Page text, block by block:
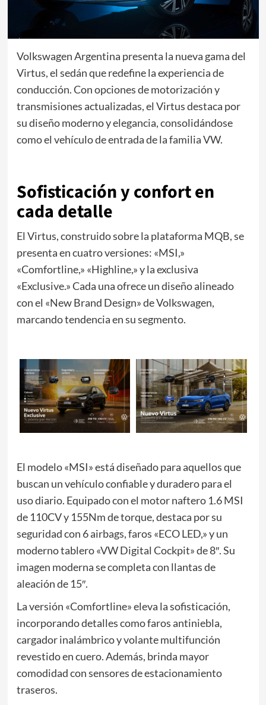
Volkswagen Argentina presenta la nueva gama del
Virtus, el sedán que redefine la experiencia de
conducción. Con opciones de motorización y
transmisiones actualizadas, el Virtus destaca por
su diseño moderno y elegancia, consolidándose
como el vehículo de entrada de la familia VW.
Sofisticación y confort en
cada detalle
El Virtus, construido sobre la plataforma MQB, se
presenta en cuatro versiones: «MSI,»
«Comfortline,» «Highline,» y la exclusiva
«Exclusive.» Cada una ofrece un diseño alineado
con el «New Brand Design» de Volkswagen,
marcando tendencia en su segmento.
El modelo «MSI» está diseñado para aquellos que
buscan un vehículo confiable y duradero para el
uso diario. Equipado con el motor naftero 1.6 MSI
de 110CV y 155Nm de torque, destaca por su
seguridad con 6 airbags, faros «ECO LED,» y un
moderno tablero «VW Digital Cockpit» de 8″. Su
imagen moderna se completa con llantas de
aleación de 15″.
La versión «Comfortline» eleva la sofisticación,
incorporando detalles como faros antiniebla,
cargador inalámbrico y volante multifunción
revestido en cuero. Además, brinda mayor
comodidad con sensores de estacionamiento
traseros.